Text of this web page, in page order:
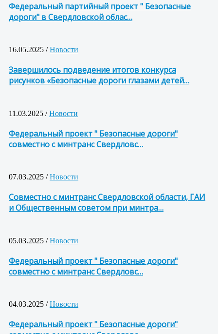
Федеральный партийный проект " Безопасные
дороги" в Свердловской облас…
16.05.2025 /Новости
Завершилось подведение итогов конкурса
рисунков «Безопасные дороги глазами детей…
11.03.2025 /Новости
Федеральный проект " Безопасные дороги"
совместно с минтранс Свердловс…
07.03.2025 /Новости
Совместно с минтранс Свердловской области, ГАИ
и Общественным советом при минтра…
05.03.2025 /Новости
Федеральный проект " Безопасные дороги"
совместно с минтранс Свердловс…
04.03.2025 /Новости
Федеральный проект " Безопасные дороги"